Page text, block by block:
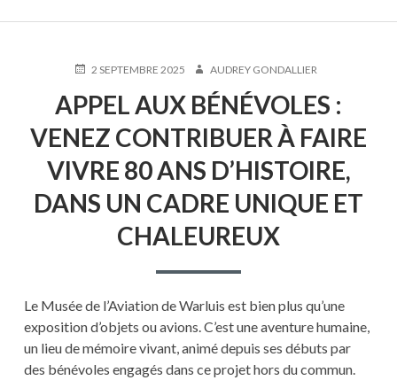
PUBLIÉ2 SEPTEMBRE 2025 AUTEUR
AUDREY GONDALLIER
APPEL AUX BÉNÉVOLES :
VENEZ CONTRIBUER À FAIRE
VIVRE 80 ANS D’HISTOIRE,
DANS UN CADRE UNIQUE ET
CHALEUREUX
Le Musée de l’Aviation de Warluis est bien plus qu’une
exposition d’objets ou avions. C’est une aventure humaine,
un lieu de mémoire vivant, animé depuis ses débuts par
des bénévoles engagés dans ce projet hors du commun.